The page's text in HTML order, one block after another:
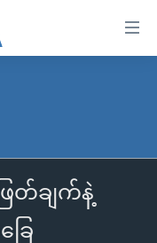
ြတ်ချက်နဲ့
ေ